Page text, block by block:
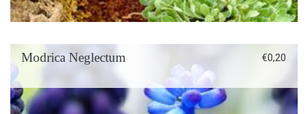
Modrica Neglectum €0,20